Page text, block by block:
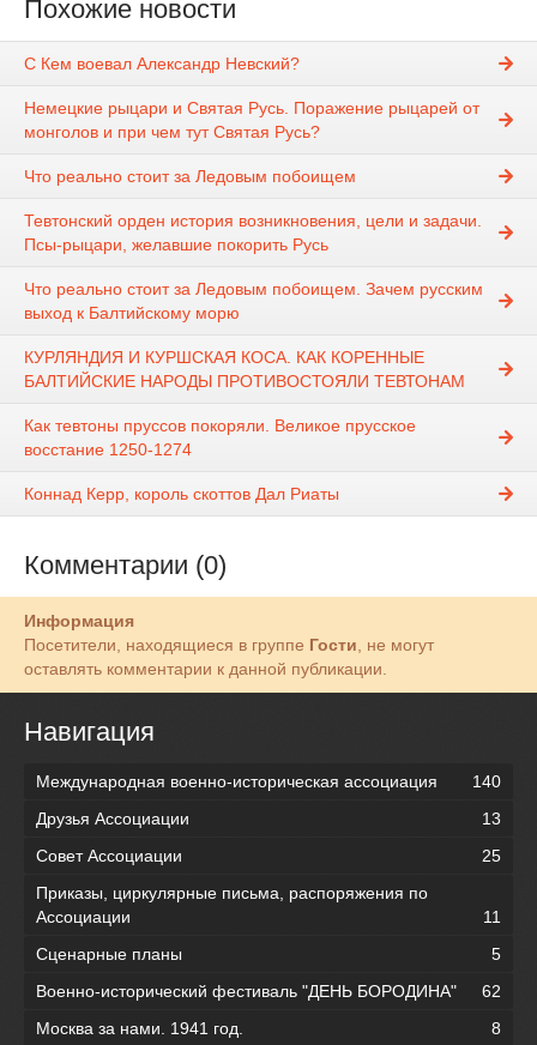
Похожие новости
С Кем воевал Александр Невский?
Немецкие рыцари и Святая Русь. Поражение рыцарей от
монголов и при чем тут Святая Русь?
Что реально стоит за Ледовым побоищем
Тевтонский орден история возникновения, цели и задачи.
Псы-рыцари, желавшие покорить Русь
Что реально стоит за Ледовым побоищем. Зачем русским
выход к Балтийскому морю
КУРЛЯНДИЯ И КУРШСКАЯ КОСА. КАК КОРЕННЫЕ
БАЛТИЙСКИЕ НАРОДЫ ПРОТИВОСТОЯЛИ ТЕВТОНАМ
Как тевтоны пруссов покоряли. Великое прусское
восстание 1250-1274
Коннад Керр, король скоттов Дал Риаты
Комментарии (0)
Информация
Посетители, находящиеся в группе Гости , не могут
оставлять комментарии к данной публикации.
Навигация
Международная военно-историческая ассоциация
140
Друзья Ассоциации
13
Совет Ассоциации
25
Приказы, циркулярные письма, распоряжения по
Ассоциации
11
Сценарные планы
5
Военно-исторический фестиваль "ДЕНЬ БОРОДИНА"
62
Москва за нами. 1941 год.
8